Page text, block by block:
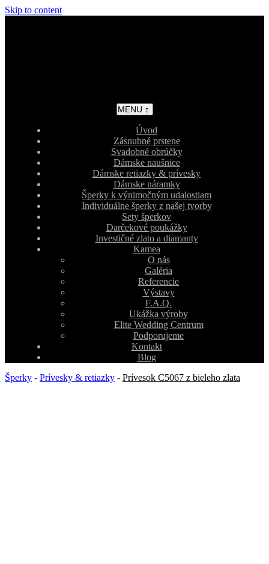
Skip to content
MENU
Úvod
Zásnubné prstene
Svadobné obrúčky
Dámske naušnice
Dámske retiazky & prívesky
Dámske náramky
Šperky k výnimočným udalostiam
Individuálne šperky z našej tvorby
Sety šperkov
Darčekové poukážky
Investičné zlato a diamanty
Kamea
O nás
Galéria
Referencie
Výstavy
F.A.Q.
Ukážka výroby
Elite Wedding Centrum
Podporujeme
Kontakt
Blog
Šperky - Prívesky & retiazky - Prívesok C5067 z bieleho zlata